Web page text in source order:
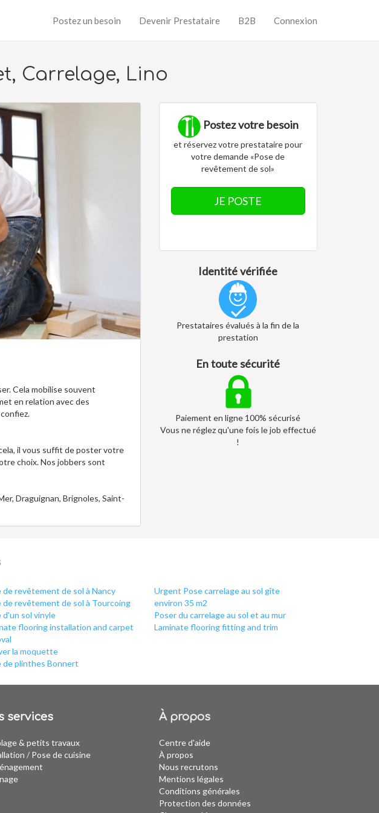
Postez un besoin Devenir Prestataire B2B Connexion
Carrelage, Lino
Cela mobilise souvent
en relation avec des
il vous suffit de poster votre
choix. Nos jobbers sont
Draguignan, Brignoles, Saint-
Postez votre besoin
et réservez votre prestataire pour
votre demande «Pose de
revêtement de sol»
JE POSTE
Identité vérifiée
Prestataires évalués à la fin de la
prestation
En toute sécurité
Paiement en ligne 100% sécurisé
Vous ne réglez qu'une fois le job effectué
!
de revêtement de sol à Nancy
de revêtement de sol à Tourcoing
d'un sol vinyle
flooring installation and carpet
la moquette
de plinthes Bonnert
Urgent Pose carrelage au sol gîte
environ 35 m2
Poser du carrelage au sol et au mur
Laminate flooring fitting and trim
services
& petits travaux
/ Pose de cuisine
À propos
Centre d'aide
À propos
Nous recrutons
Mentions légales
Conditions générales
Protection des données